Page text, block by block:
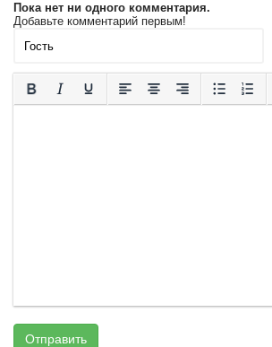
Пока нет ни одного комментария.
Добавьте комментарий первым!
Отправить